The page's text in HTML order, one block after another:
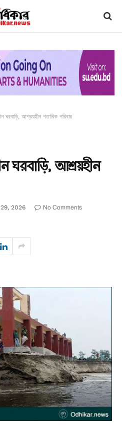
ঘরবাড়ি, আশ্রয়হীন শতাধিক পরিবার
ঘরবাড়ি, আশ্রয়হীন
2026 No Comments